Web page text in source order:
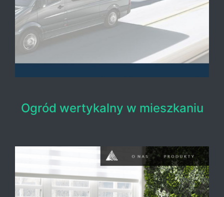
Ogród wertykalny w mieszkaniu